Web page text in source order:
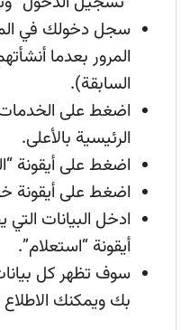
سجل دخولك في
المرور بعدما
السابقة).
اضغط على الخدمات
الرئيسية بالأعلى.
اضغط على أيقونة
اضغط على أيقونة
ادخل البيانات
أيقونة “استعلام”.
سوف تظهر كل
بك ويمكنك